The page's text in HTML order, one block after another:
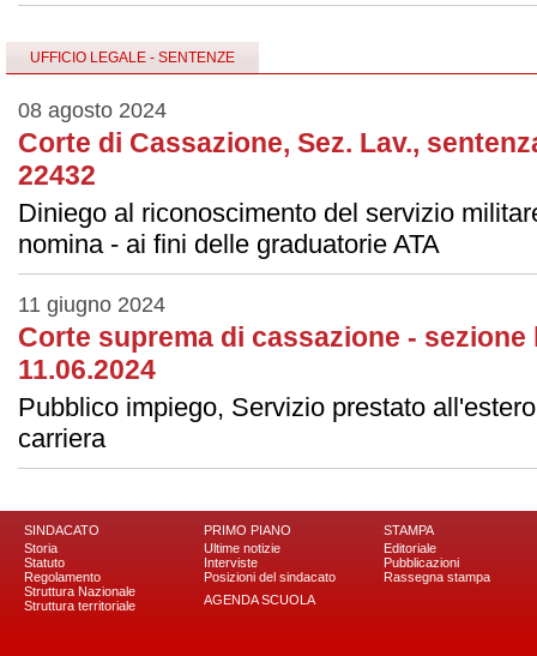
UFFICIO LEGALE - SENTENZE
08 agosto 2024
Corte di Cassazione, Sez. Lav.,
22432
Diniego al riconoscimento del servizio
nomina - ai ﬁni delle graduatorie ATA
11 giugno 2024
Corte suprema di cassazione - sezione
11.06.2024
Pubblico impiego, Servizio prestato
carriera
SINDACATO
Storia
Statuto
Regolamento
Struttura Nazionale
Struttura territoriale
PRIMO PIANO
Ultime notizie
Interviste
Posizioni del sindacato
AGENDA SCUOLA
STAMPA
Editoriale
Pubblicazioni
Rassegna stampa